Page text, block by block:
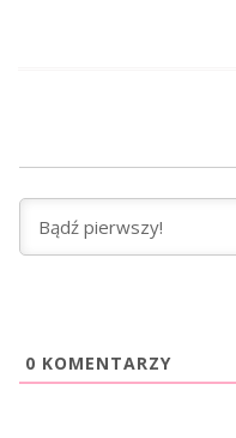
0 KOMENTARZY